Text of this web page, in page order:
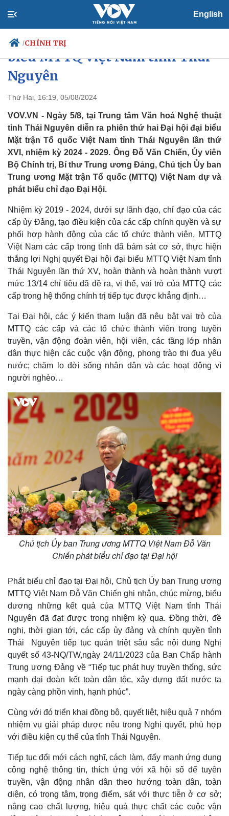
English
/CHÍNH TRỊ
Chính trị
Tổ chức nhân sự
Quốc hội
Nhận diện sự thật
Tin 24h
Dự báo thời tiết
Giáo dục
Dấu ấn VOV
Việc làm
Biển đảo
Thế giới
Quan sát
Cuộc sống đó đây
Multimedia
Video
Ảnh
Infographic
Ông Đỗ Văn Chiến dự Đại hội đại
biểu MTTQ Việt Nam tỉnh Thái
Nguyên
Thứ Hai, 16:19, 05/08/2024
VOV.VN - Ngày 5/8, tại Trung tâm Văn hoá Nghệ thuật
tỉnh Thái Nguyên diễn ra phiên thứ hai Đại hội đại biểu
Mặt trận Tổ quốc Việt Nam tỉnh Thái Nguyên lần thứ
XVI, nhiệm kỳ 2024 - 2029. Ông Đỗ Văn Chiến, Ủy viên
Bộ Chính trị, Bí thư Trung ương Đảng, Chủ tịch Ủy ban
Trung ương Mặt trận Tổ quốc (MTTQ) Việt Nam dự và
phát biểu chỉ đạo Đại Hội.
Nhiệm kỳ 2019 - 2024, dưới sự lãnh đạo, chỉ đạo của các
cấp ủy Đảng, tạo điều kiện của các cấp chính quyền và sự
phối hợp hành động của các tổ chức thành viên, MTTQ
Việt Nam các cấp trong tỉnh đã bám sát cơ sở, thực hiện
thắng lợi Nghị quyết Đại hội đại biểu MTTQ Việt Nam tỉnh
Thái Nguyên lần thứ XV, hoàn thành và hoàn thành vượt
mức 13/14 chỉ tiêu đã đề ra, vị thế, vai trò của MTTQ các
cấp trong hệ thống chính trị tiếp tục được khẳng định…
Tại Đại hội, các ý kiến tham luận đã nêu bật vai trò của
MTTQ các cấp và các tổ chức thành viên trong tuyên
truyền, vận động đoàn viên, hội viên, các tầng lớp nhân
dân thực hiện các cuộc vận động, phong trào thi đua yêu
nước; chăm lo đời sống nhân dân và các hoạt động vì
người nghèo…
Chủ tịch Ủy ban Trung ương MTTQ Việt Nam Đỗ Văn
Chiến phát biểu chỉ đạo tại Đại hội
Phát biểu chỉ đạo tại Đại hội, Chủ tịch Ủy ban Trung ương
MTTQ Việt Nam Đỗ Văn Chiến ghi nhận, chúc mừng, biểu
dương những kết quả của MTTQ Việt Nam tỉnh Thái
Nguyên đã đạt được trong nhiệm kỳ qua. Đồng thời, đề
nghị, thời gian tới, các cấp ủy đảng và chính quyền tỉnh
Thái Nguyên tiếp tục quán triệt sâu sắc nội dung Nghị
quyết số 43-NQ/TW,ngày 24/11/2023 của Ban Chấp hành
Trung ương Đảng về “Tiếp tục phát huy truyền thống, sức
mạnh đại đoàn kết toàn dân tộc, xây dựng đất nước ta
ngày càng phồn vinh, hạnh phúc”.
Cùng với đó triển khai đồng bộ, quyết liệt, hiệu quả 7 nhóm
nhiệm vụ giải pháp được nêu trong Nghị quyết, phù hợp
với điều kiện cụ thể của tỉnh Thái Nguyên.
Tiếp tục đổi mới cách nghĩ, cách làm, đẩy mạnh ứng dụng
công nghệ thông tin, thích ứng với xã hội số để tuyên
truyền, vận động nhân dân theo hướng toàn dân, toàn
diện, có trọng tâm, trọng điểm, sát với thực tiễn ở cơ sở;
nâng cao chất lượng, hiệu quả thực chất các cuộc vận